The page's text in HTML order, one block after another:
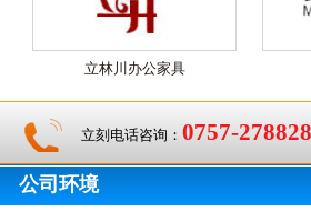
立林川办公家具
立刻电话咨询： 0757-
公司环境